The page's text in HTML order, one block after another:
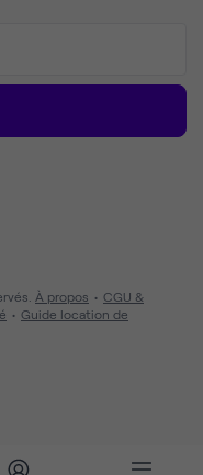
À propos
CGU &
Guide location de